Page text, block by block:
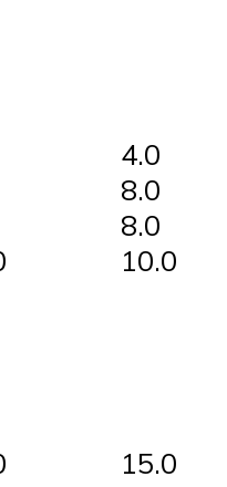
4.0
8.0
8.0
10.0
15.0